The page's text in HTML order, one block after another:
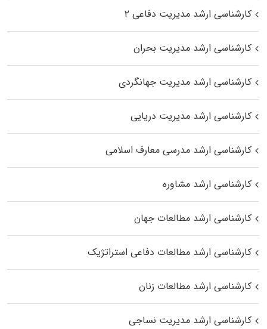
کارشناسی ارشد مدیریت دفاعی ۲
کارشناسی ارشد مدیریت بحران
کارشناسی ارشد مدیریت جهانگردی
کارشناسی ارشد مدیریت دریایی
کارشناسی ارشد مدرسی معارف اسلامی
کارشناسی ارشد مشاوره
کارشناسی ارشد مطالعات جهان
کارشناسی ارشد مطالعات دفاعی استراتژیک
کارشناسی ارشد مطالعات زنان
کارشناسی ارشد مدیریت نساجی